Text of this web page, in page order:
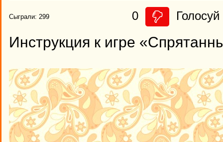
Сыграли: 299 0 Голосуй
Инструкция к игре